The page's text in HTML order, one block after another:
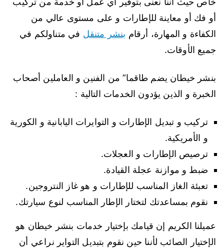
أو فك أو معاينة للإطارات و على مستوى عالي من
الكفاءة و المهارة، أرقام بنشر متنقل في متناولكم في
جميع الأوقات.
بنشر خيطان يضم طاقما” من الفنين و العاملين أصحاب
الخبرة و الذين يؤدون الخدمات التالية :
تركيب و تبديل الإطارات و التوايرات اليابانية و الكورية
و الأمريكية.
ترصيص الإطارات و العجلات.
ضبط و موازنة عجلة القيادة.
تعبئة الغاز المناسب للإطارات و هو غاز النتروجين.
نقوم بمساعدتك لتختار الإطار المناسب لنوع سيارتك.
عميلنا الكريم إن قيامك بإختيار خدمات بنشر خيطان هو
الإختيار الصائب لأننا حين نقوم بتبديل التواير نراعي أن